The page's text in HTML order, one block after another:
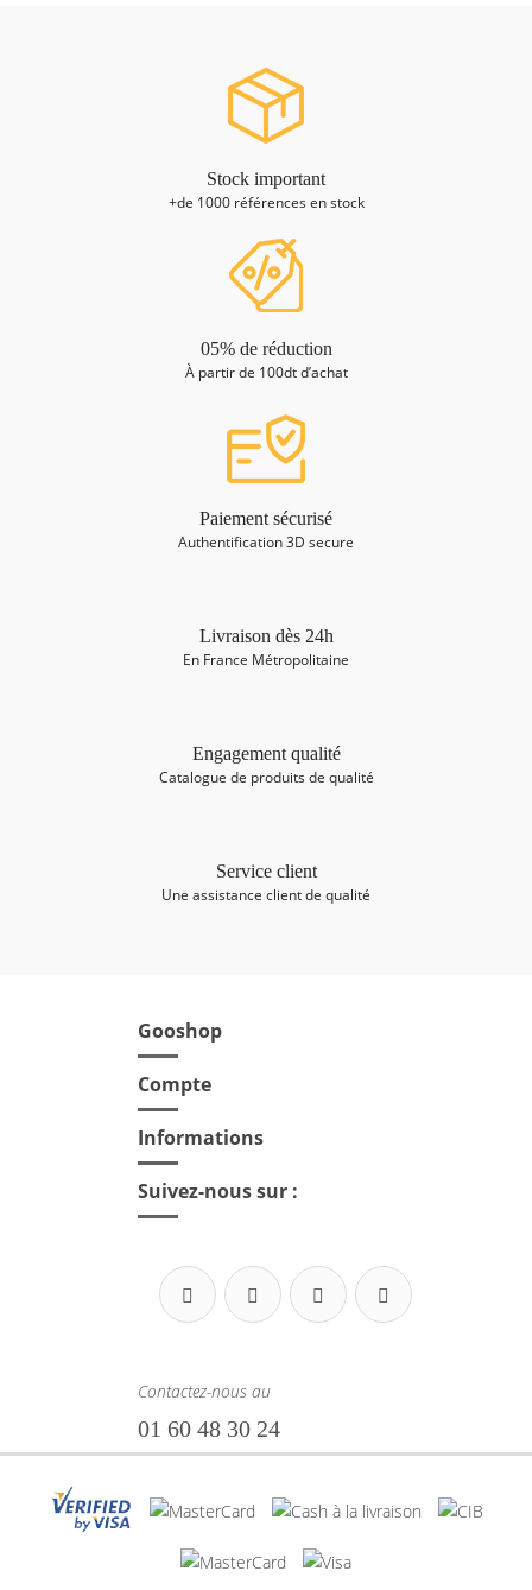
Stock important
+de 1000 références en stock
05% de réduction
À partir de 100dt d’achat
Paiement sécurisé
Authentification 3D secure
Livraison dès 24h
En France Métropolitaine
Engagement qualité
Catalogue de produits de qualité
Service client
Une assistance client de qualité
Gooshop
Compte
Informations
Suivez-nous sur :
Contactez-nous au
01 60 48 30 24